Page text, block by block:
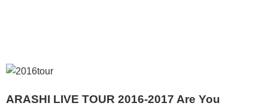
ARASHI LIVE TOUR 2016-2017 Are You